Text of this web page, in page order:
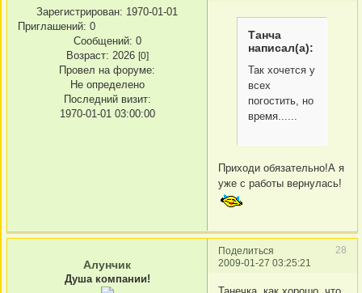
Зарегистрирован: 1970-01-01
Приглашений: 0
Сообщений: 0
Возраст: 2026 [0]
Провел на форуме:
Не определено
Последний визит:
1970-01-01 03:00:00
Танча
написал(а):
Так хочется у
всех
погостить, но
время......
Приходи обязательно!А я
уже с работы вернулась!
Поделиться
28
2009-01-27 03:25:21
Алунчик
Душа компании!